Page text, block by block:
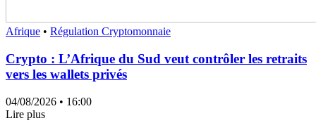
Afrique • Régulation Cryptomonnaie
Crypto : L’Afrique du Sud veut contrôler les retraits
vers les wallets privés
04/08/2026 • 16:00
Lire plus